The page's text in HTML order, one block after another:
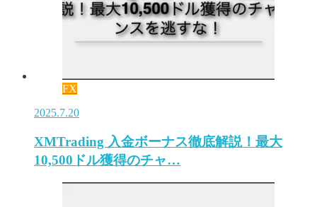
FX
2025.7.20
XMTrading 入金ボーナス徹底解説！最大
10,500ドル獲得のチャ…